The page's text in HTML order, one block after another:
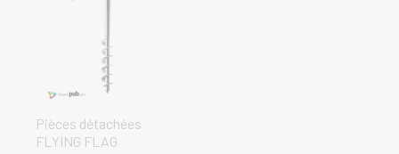
Pièces détachées
FLYING FLAG